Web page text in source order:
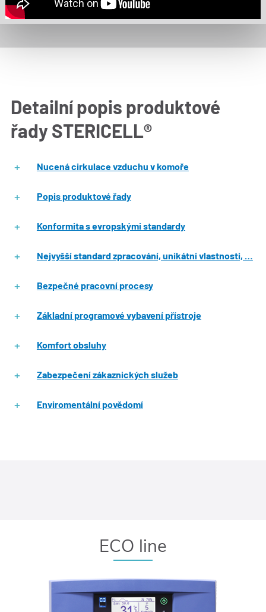
Detailní popis produktové
řady STERICELL®
Nucená cirkulace vzduchu v komoře
Popis produktové řady
Konformita s evropskými standardy
Nejvyšší standard zpracování, unikátní vlastnosti, …
Bezpečné pracovní procesy
Základní programové vybavení přístroje
Komfort obsluhy
Zabezpečení zákaznických služeb
Enviromentální povědomí
ECO line